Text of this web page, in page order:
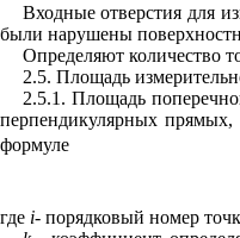
Входные отверстия для
были нарушены
Определяют количество
2.5. Площадь
2.5.1. Площадь
перпендикулярных прямых,
формуле
где i- порядковый номер